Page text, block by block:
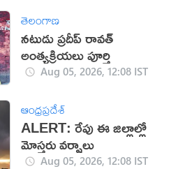
తెలంగాణ
నటుడు ప్రదీప్ రావత్
అంత్యక్రియలు పూర్తి
Aug 05, 2026, 12:08 IST
ఆంధ్రప్రదేశ్
ALERT: రేపు ఈ జిల్లాల్లో
మోస్తరు వర్షాలు
Aug 05, 2026, 12:08 IST